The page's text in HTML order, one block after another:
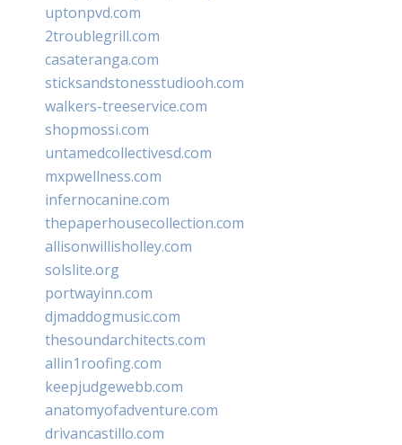
uptonpvd.com
2troublegrill.com
casateranga.com
sticksandstonesstudiooh.com
walkers-treeservice.com
shopmossi.com
untamedcollectivesd.com
mxpwellness.com
infernocanine.com
thepaperhousecollection.com
allisonwillisholley.com
solslite.org
portwayinn.com
djmaddogmusic.com
thesoundarchitects.com
allin1roofing.com
keepjudgewebb.com
anatomyofadventure.com
drivancastillo.com